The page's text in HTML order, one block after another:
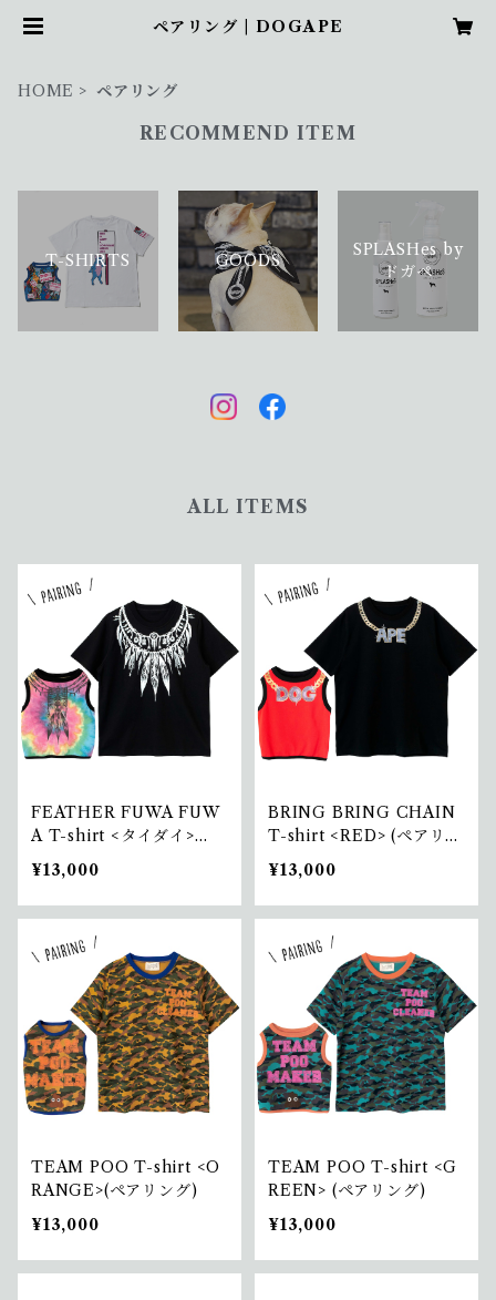
ペアリング | DOGAPE
HOME ペアリング
RECOMMEND ITEM
T-SHIRTS GOODS
SPLASHes by
ドガペ
ALL ITEMS
FEATHER FUWA FUW
A T-shirt <タイダイ>
（ペアリング）
¥13,000
BRING BRING CHAIN
T-shirt <RED> (ペアリン
グ）
¥13,000
TEAM POO T-shirt <O
RANGE>(ペアリング)
¥13,000
TEAM POO T-shirt <G
REEN> (ペアリング)
¥13,000